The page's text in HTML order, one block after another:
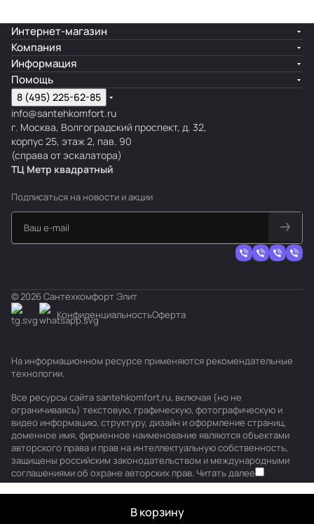
В корзину
Интернет-магазин
Компания
Информация
Помощь
8 (495) 225-62-85
info@santehkomfort.ru
г. Москва, Волгоградский проспект, д. 32,
корпус 25, этаж 2, пав. 90
(справа от эскалатора)
ТЦ Метр квадратный
Подписаться на новости и акции
© 2026 Сантехкомфорт Элит
КонфиденциальностьОферта
На информационном ресурсе применяются рекомендательные
технологии.
Все ресурсы сайта santehkomfort.ru, включая (но не
ограничиваясь) текстовую, графическую, фотографическую и
видео информацию, структуру, дизайн и оформление страниц,
доменное имя, фирменное наименование являются объектами
авторского права и прав на интеллектуальную собственность,
защищены российским законодательством и международными
соглашениями об охране авторских прав. Читать далее